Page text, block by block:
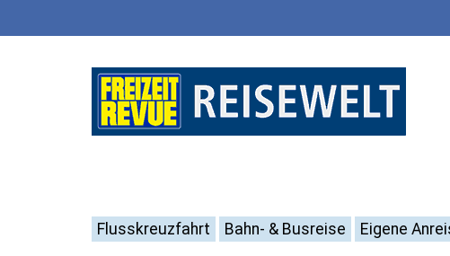
Flusskreuzfahrt Bahn- & Busreise Eigene